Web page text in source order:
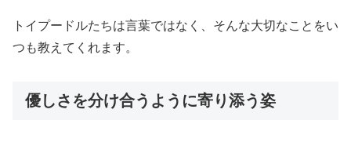
トイプードルたちは言葉ではなく、そんな大切なことをい
つも教えてくれます。
優しさを分け合うように寄り添う姿